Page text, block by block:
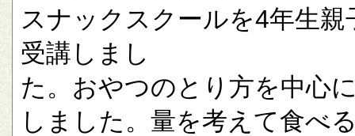
スナックスクールを4年生親
受講しまし
た。おやつのとり方を中心
しました。量を考えて食べ